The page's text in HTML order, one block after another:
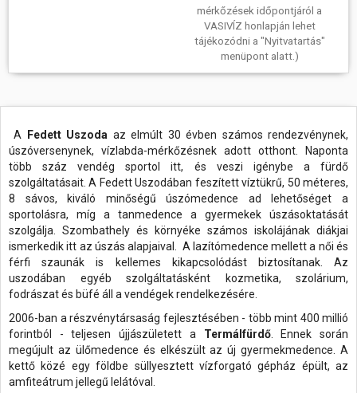
mérkőzések időpontjáról a
VASIVÍZ honlapján lehet
tájékozódni a "Nyitvatartás"
menüpont alatt.)
A Fedett Uszoda az elmúlt 30 évben számos rendezvénynek,
úszóversenynek, vízlabda-mérkőzésnek adott otthont. Naponta
több száz vendég sportol itt, és veszi igénybe a fürdő
szolgáltatásait. A Fedett Uszodában feszített víztükrű, 50 méteres,
8 sávos, kiváló minőségű úszómedence ad lehetőséget a
sportolásra, míg a tanmedence a gyermekek úszásoktatását
szolgálja. Szombathely és környéke számos iskolájának diákjai
ismerkedik itt az úszás alapjaival. A lazítómedence mellett a női és
férfi szaunák is kellemes kikapcsolódást biztosítanak. Az
uszodában egyéb szolgáltatásként kozmetika, szolárium,
fodrászat és büfé áll a vendégek rendelkezésére.
2006-ban a részvénytársaság fejlesztésében - több mint 400 millió
forintból - teljesen újjászületett a Termálfürdő. Ennek során
megújult az ülőmedence és elkészült az új gyermekmedence. A
kettő közé egy földbe süllyesztett vízforgató gépház épült, az
amfiteátrum jellegű lelátóval.